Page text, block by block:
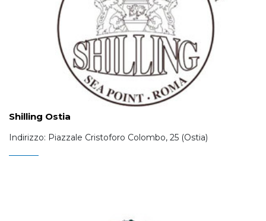
Shilling Ostia
Indirizzo: Piazzale Cristoforo Colombo, 25 (Ostia)